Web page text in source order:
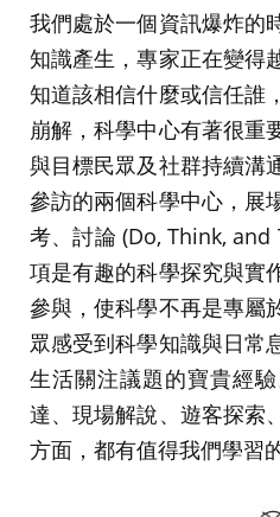
我們處於一個資訊爆炸的
知識產生，專家正在變得
知道該相信什麼或信任誰
崩解，科學中心有著很重
與目標民眾及社群持續溝
參訪的兩個科學中心，展
考、討論 (Do, Think, and
項是有趣的科學探究與實
參與，使科學不再是專屬
眾感受到科學知識與日常
生活關注議題的寶貴經
達、現場解說、遊客探索
方面，都有值得我們學習